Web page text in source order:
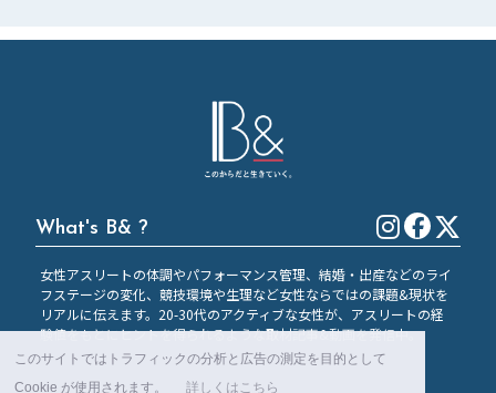
このサイトではトラフィックの分析と広告の測定を目的として
Cookie が使用されます。
詳しくはこちら
What's B& ?
女性アスリートの体調やパフォーマンス管理、結婚・出産などのライ
フステージの変化、競技環境や生理など女性ならではの課題&現状を
リアルに伝えます。20-30代のアクティブな女性が、アスリートの経
験値をもとにヒントを得られるような取材記事&動画を発信中。